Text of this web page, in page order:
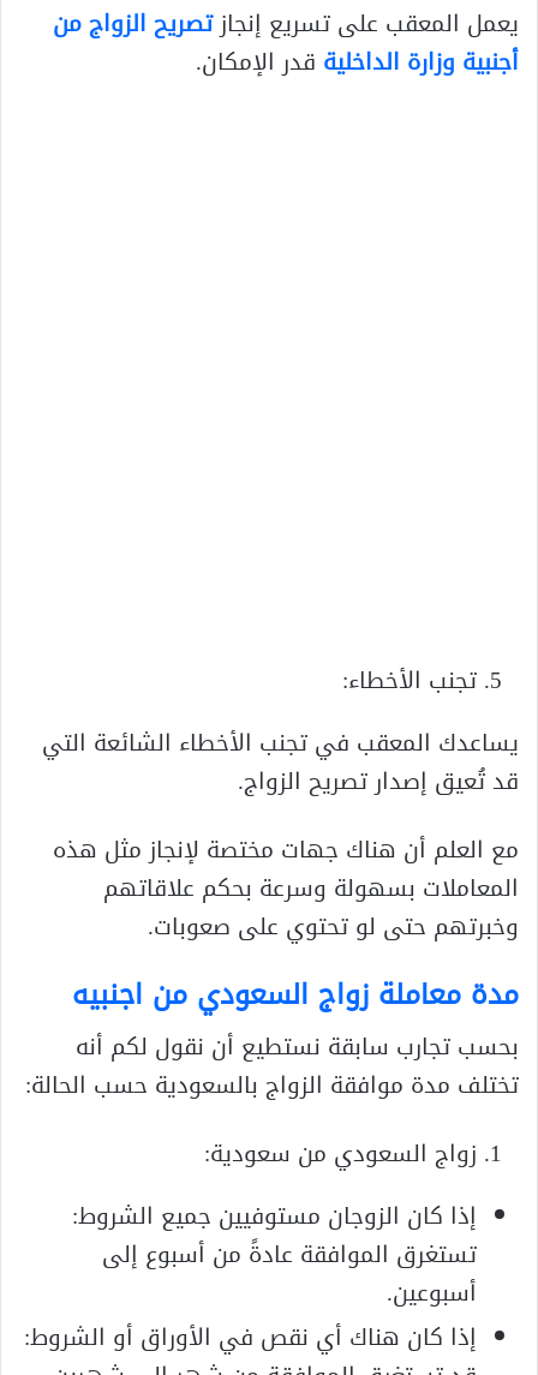
يعمل المعقب على تسريع إنجازتصريح الزواج من
أجنبية وزارة الداخلية قدر الإمكان.
تجنب الأخطاء:
يساعدك المعقب في تجنب الأخطاء الشائعة التي
قد تُعيق إصدار تصريح الزواج.
مع العلم أن هناك جهات مختصة لإنجاز مثل هذه
المعاملات بسهولة وسرعة بحكم علاقاتهم
وخبرتهم حتى لو تحتوي على صعوبات.
مدة معاملة زواج السعودي من اجنبيه
بحسب تجارب سابقة نستطيع أن نقول لكم أنه
تختلف مدة موافقة الزواج بالسعودية حسب الحالة:
زواج السعودي من سعودية:
إذا كان الزوجان مستوفيين جميع الشروط:
تستغرق الموافقة عادةً من أسبوع إلى
أسبوعين.
إذا كان هناك أي نقص في الأوراق أو الشروط: